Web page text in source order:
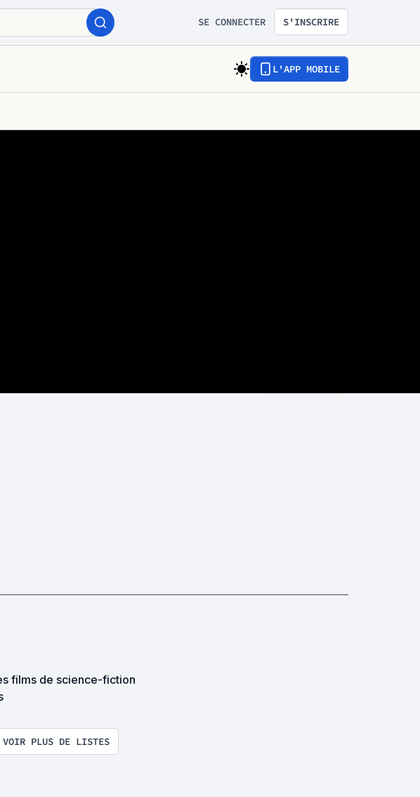
SE CONNECTER S'INSCRIRE
L'APP MOBILE
films de science-fiction
VOIR PLUS DE LISTES